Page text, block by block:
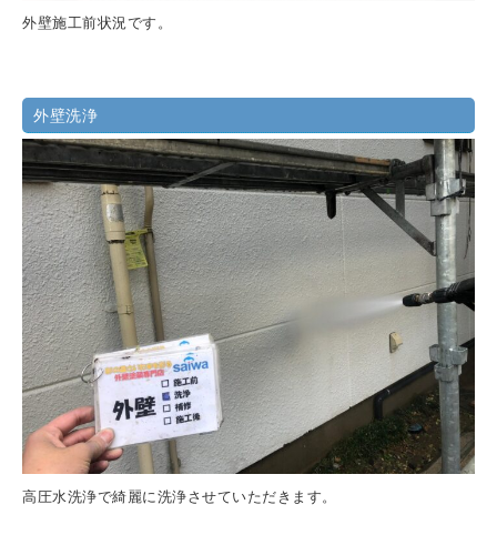
外壁施工前状況です。
外壁洗浄
高圧水洗浄で綺麗に洗浄させていただきます。